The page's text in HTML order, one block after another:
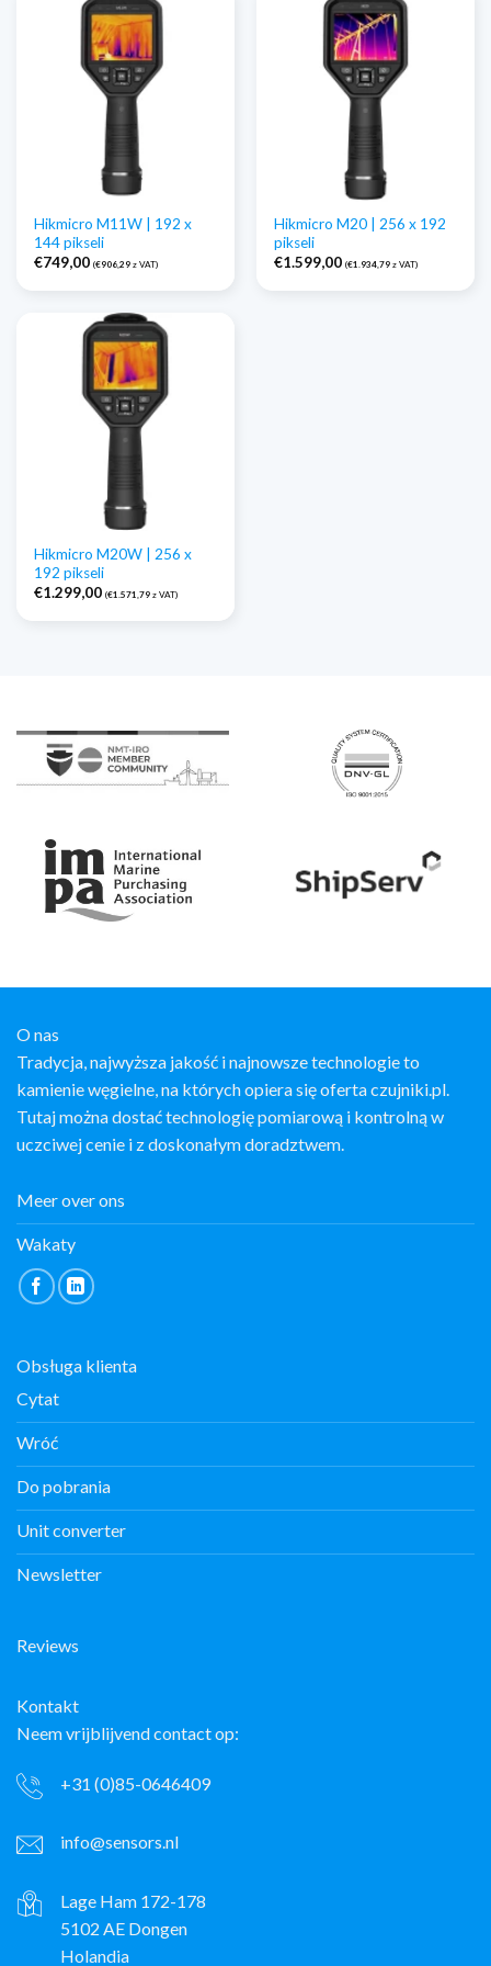
Hikmicro M11W | 192 x
144 pikseli
€749,00 (€906,29 z VAT)
Hikmicro M20 | 256 x 192
pikseli
€1.599,00 (€1.934,79 z VAT)
Hikmicro M20W | 256 x
192 pikseli
€1.299,00 (€1.571,79 z VAT)
O nas
Tradycja, najwyższa jakość i najnowsze technologie to
kamienie węgielne, na których opiera się oferta czujniki.pl.
Tutaj można dostać technologię pomiarową i kontrolną w
uczciwej cenie i z doskonałym doradztwem.
Meer over ons
Wakaty
Obsługa klienta
Cytat
Wróć
Do pobrania
Unit converter
Newsletter
Reviews
Kontakt
Neem vrijblijvend contact op:
+31 (0)85-0646409
info@sensors.nl
Lage Ham 172-178
5102 AE Dongen
Holandia